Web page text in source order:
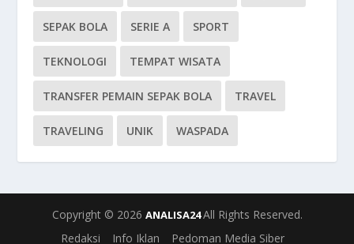
SEPAK BOLA SERIE A SPORT
TEKNOLOGI TEMPAT WISATA
TRANSFER PEMAIN SEPAK BOLA TRAVEL
TRAVELING UNIK WASPADA
Copyright © 2026 ANALISA24All Rights Reserved.
Redaksi
Info Iklan Pedoman Media Siber